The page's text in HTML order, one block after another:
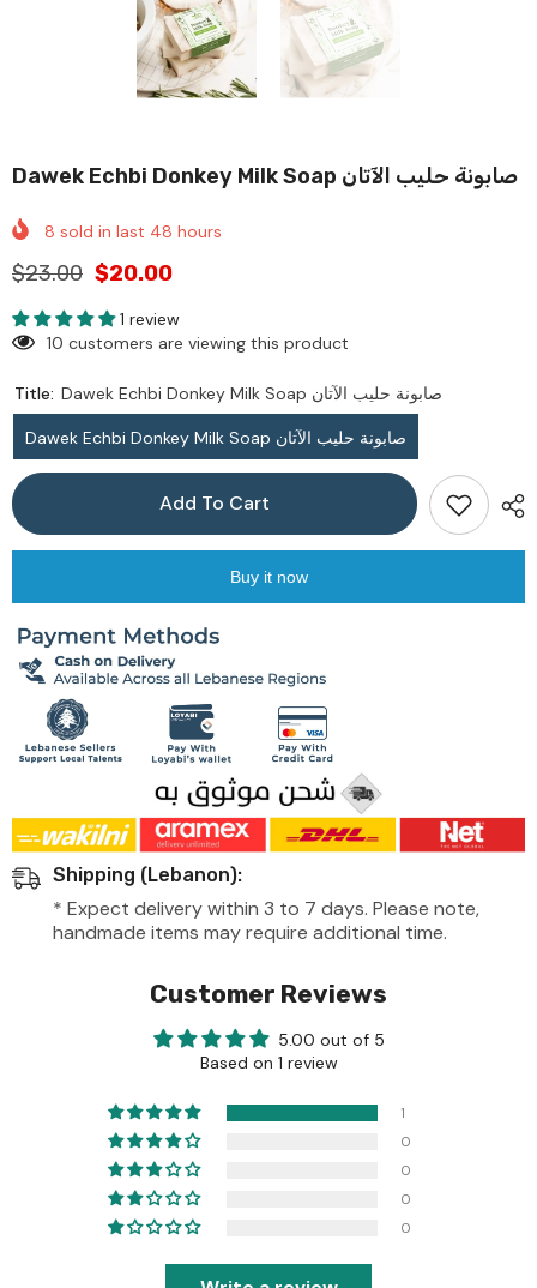
Dawek Echbi Donkey Milk Soap صابونة حليب الآتان
8 sold in last 48 hours
$23.00 $20.00
1 review
10 customers are viewing this product
Title: Dawek Echbi Donkey Milk Soap صابونة حليب الآتان
Dawek Echbi Donkey Milk Soap صابونة حليب الآتان
Add To Cart
Buy it now
Shipping (Lebanon):
* Expect delivery within 3 to 7 days. Please note,
handmade items may require additional time.
Customer Reviews
5.00 out of 5
Based on 1 review
1
0
0
0
0